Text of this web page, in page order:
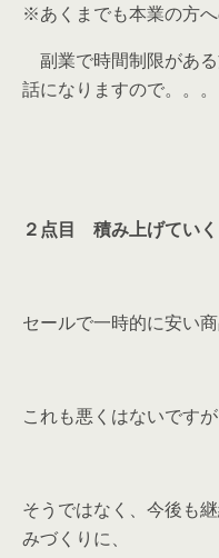
※あくまでも本業の方へ
副業で時間制限があ
話になりますので。。。
２点目 積み上げてい
セールで一時的に安い
これも悪くはないです
そうではなく、今後も
みづくりに、